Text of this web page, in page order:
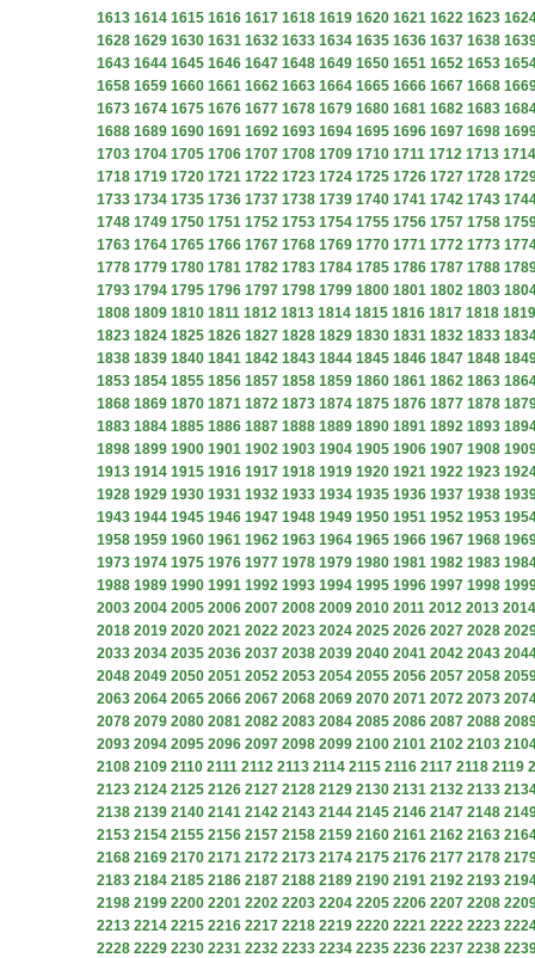
1613 1614 1615 1616 1617 1618 1619 1620 1621 1622 1623
1628 1629 1630 1631 1632 1633 1634 1635 1636 1637 1638
1643 1644 1645 1646 1647 1648 1649 1650 1651 1652 1653
1658 1659 1660 1661 1662 1663 1664 1665 1666 1667 1668
1673 1674 1675 1676 1677 1678 1679 1680 1681 1682 1683
1688 1689 1690 1691 1692 1693 1694 1695 1696 1697 1698
1703 1704 1705 1706 1707 1708 1709 1710 1711 1712 1713 1714
1718 1719 1720 1721 1722 1723 1724 1725 1726 1727 1728
1733 1734 1735 1736 1737 1738 1739 1740 1741 1742 1743
1748 1749 1750 1751 1752 1753 1754 1755 1756 1757 1758
1763 1764 1765 1766 1767 1768 1769 1770 1771 1772 1773
1778 1779 1780 1781 1782 1783 1784 1785 1786 1787 1788
1793 1794 1795 1796 1797 1798 1799 1800 1801 1802 1803
1808 1809 1810 1811 1812 1813 1814 1815 1816 1817 1818 1819
1823 1824 1825 1826 1827 1828 1829 1830 1831 1832 1833
1838 1839 1840 1841 1842 1843 1844 1845 1846 1847 1848
1853 1854 1855 1856 1857 1858 1859 1860 1861 1862 1863
1868 1869 1870 1871 1872 1873 1874 1875 1876 1877 1878
1883 1884 1885 1886 1887 1888 1889 1890 1891 1892 1893
1898 1899 1900 1901 1902 1903 1904 1905 1906 1907 1908
1913 1914 1915 1916 1917 1918 1919 1920 1921 1922 1923
1928 1929 1930 1931 1932 1933 1934 1935 1936 1937 1938
1943 1944 1945 1946 1947 1948 1949 1950 1951 1952 1953
1958 1959 1960 1961 1962 1963 1964 1965 1966 1967 1968
1973 1974 1975 1976 1977 1978 1979 1980 1981 1982 1983
1988 1989 1990 1991 1992 1993 1994 1995 1996 1997 1998
2003 2004 2005 2006 2007 2008 2009 2010 2011 2012 2013 2014
2018 2019 2020 2021 2022 2023 2024 2025 2026 2027 2028
2033 2034 2035 2036 2037 2038 2039 2040 2041 2042 2043
2048 2049 2050 2051 2052 2053 2054 2055 2056 2057 2058
2063 2064 2065 2066 2067 2068 2069 2070 2071 2072 2073
2078 2079 2080 2081 2082 2083 2084 2085 2086 2087 2088
2093 2094 2095 2096 2097 2098 2099 2100 2101 2102 2103
2108 2109 2110 2111 2112 2113 2114 2115 2116 2117 2118 2119
2123 2124 2125 2126 2127 2128 2129 2130 2131 2132 2133
2138 2139 2140 2141 2142 2143 2144 2145 2146 2147 2148
2153 2154 2155 2156 2157 2158 2159 2160 2161 2162 2163
2168 2169 2170 2171 2172 2173 2174 2175 2176 2177 2178
2183 2184 2185 2186 2187 2188 2189 2190 2191 2192 2193
2198 2199 2200 2201 2202 2203 2204 2205 2206 2207 2208
2213 2214 2215 2216 2217 2218 2219 2220 2221 2222 2223
2228 2229 2230 2231 2232 2233 2234 2235 2236 2237 2238